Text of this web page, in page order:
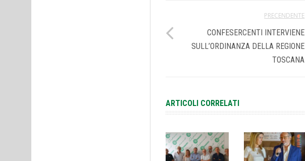
PRECENDENTE
CONFESERCENTI INTERVIENE
SULL’ORDINANZA DELLA REGIONE
TOSCANA
ARTICOLI CORRELATI